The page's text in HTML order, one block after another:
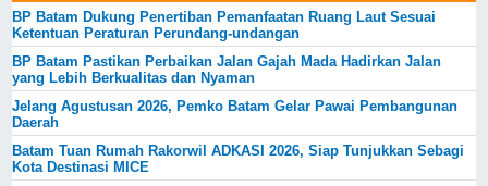
BP Batam Dukung Penertiban Pemanfaatan Ruang Laut Sesuai
Ketentuan Peraturan Perundang-undangan
BP Batam Pastikan Perbaikan Jalan Gajah Mada Hadirkan Jalan
yang Lebih Berkualitas dan Nyaman
Jelang Agustusan 2026, Pemko Batam Gelar Pawai Pembangunan
Daerah
Batam Tuan Rumah Rakorwil ADKASI 2026, Siap Tunjukkan Sebagi
Kota Destinasi MICE